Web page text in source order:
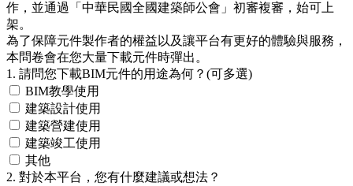
作，並通過「中華民國全國建築師公會」初審複審，始可上
架。
為了保障元件製作者的權益以及讓平台有更好的體驗與服務，
本問卷會在您大量下載元件時彈出。
1. 請問您下載BIM元件的用途為何？(可多選)
BIM教學使用
建築設計使用
建築營建使用
建築竣工使用
其他
2. 對於本平台，您有什麼建議或想法？